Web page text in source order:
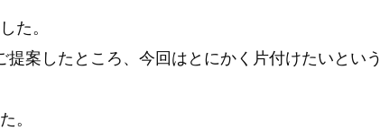
た。
案したところ、今回はとにかく片付けたいという
。